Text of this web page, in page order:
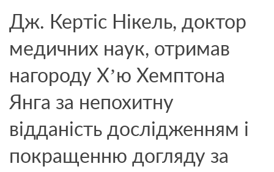
Дж. Кертіс Нікель, доктор
медичних наук, отримав
нагороду Х’ю Хемптона
Янга за непохитну
відданість дослідженням і
покращенню догляду за